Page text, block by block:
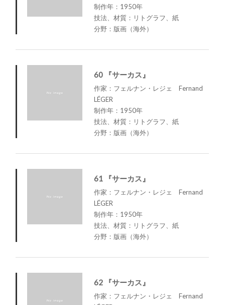
制作年：1950年
技法、材質：リトグラフ、紙
分野：版画（海外）
60 『サーカス』
作家：フェルナン・レジェ Fernand
LÉGER
制作年：1950年
技法、材質：リトグラフ、紙
分野：版画（海外）
61 『サーカス』
作家：フェルナン・レジェ Fernand
LÉGER
制作年：1950年
技法、材質：リトグラフ、紙
分野：版画（海外）
62 『サーカス』
作家：フェルナン・レジェ Fernand